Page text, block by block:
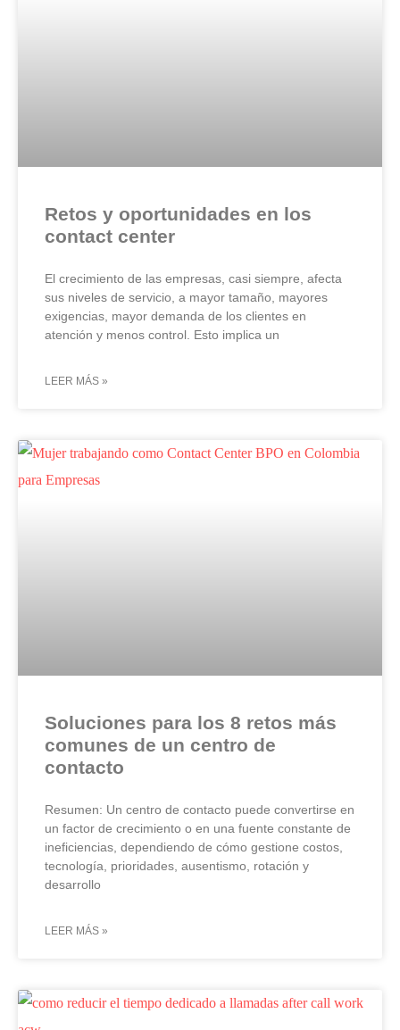
Retos y oportunidades en los
contact center
El crecimiento de las empresas, casi siempre, afecta
sus niveles de servicio, a mayor tamaño, mayores
exigencias, mayor demanda de los clientes en
atención y menos control. Esto implica un
LEER MÁS »
Soluciones para los 8 retos más
comunes de un centro de
contacto
Resumen: Un centro de contacto puede convertirse en
un factor de crecimiento o en una fuente constante de
ineficiencias, dependiendo de cómo gestione costos,
tecnología, prioridades, ausentismo, rotación y
desarrollo
LEER MÁS »